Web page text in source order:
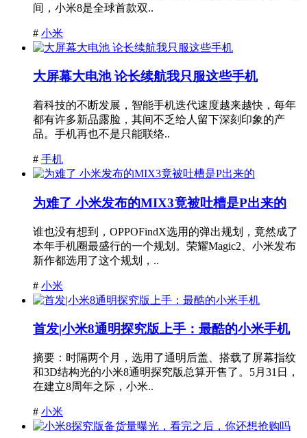
间，小米8是全球首款双..
# 小米
大屏幕大电池 论长续航我只服这些手机
着科技的不断发展，智能手机迭代速度越来越快，每年
都有许多新品露脸，其间不乏给人留下深刻印象的产
品。手机再也不是只能联络..
# 手机
为难了 小米发布的MIX3竟被吐槽是P出来的
谁也没有想到，OPPOFindX选用的弹出规划，竟然成了
本年手机圈最盛行的一个规划。荣耀Magic2、小米发布
新作都选用了这个规划，..
# 小米
首发|小米8通明探究版上手：最酷的小米手机
摘要：时隔两个月，选用了通明后盖、搭载了屏幕指纹
和3D结构光的小米8通明探究版总算开售了。5月31日，
在建立8周年之际，小米..
# 小米